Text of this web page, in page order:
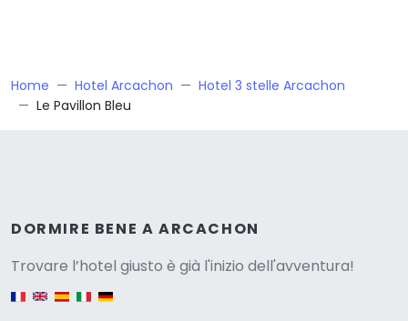
Home Hotel Arcachon
Hotel 3 stelle Arcachon
Le Pavillon Bleu
DORMIRE BENE A ARCACHON
Trovare l’hotel giusto è già l'inizio dell'avventura!
English version